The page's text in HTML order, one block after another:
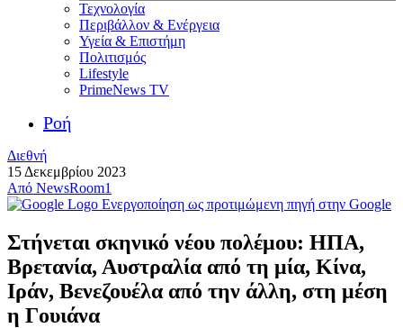
Τεχνολογία
Περιβάλλον & Ενέργεια
Υγεία & Επιστήμη
Πολιτισμός
Lifestyle
PrimeNews TV
Ροή
Διεθνή
15 Δεκεμβρίου 2023
Από NewsRoom1
Ενεργοποίηση ως προτιμώμενη πηγή στην Google
Στήνεται σκηνικό νέου πολέμου: ΗΠΑ,
Βρετανία, Αυστραλία από τη μία, Κίνα,
Ιράν, Βενεζουέλα από την άλλη, στη μέση
η Γουιάνα